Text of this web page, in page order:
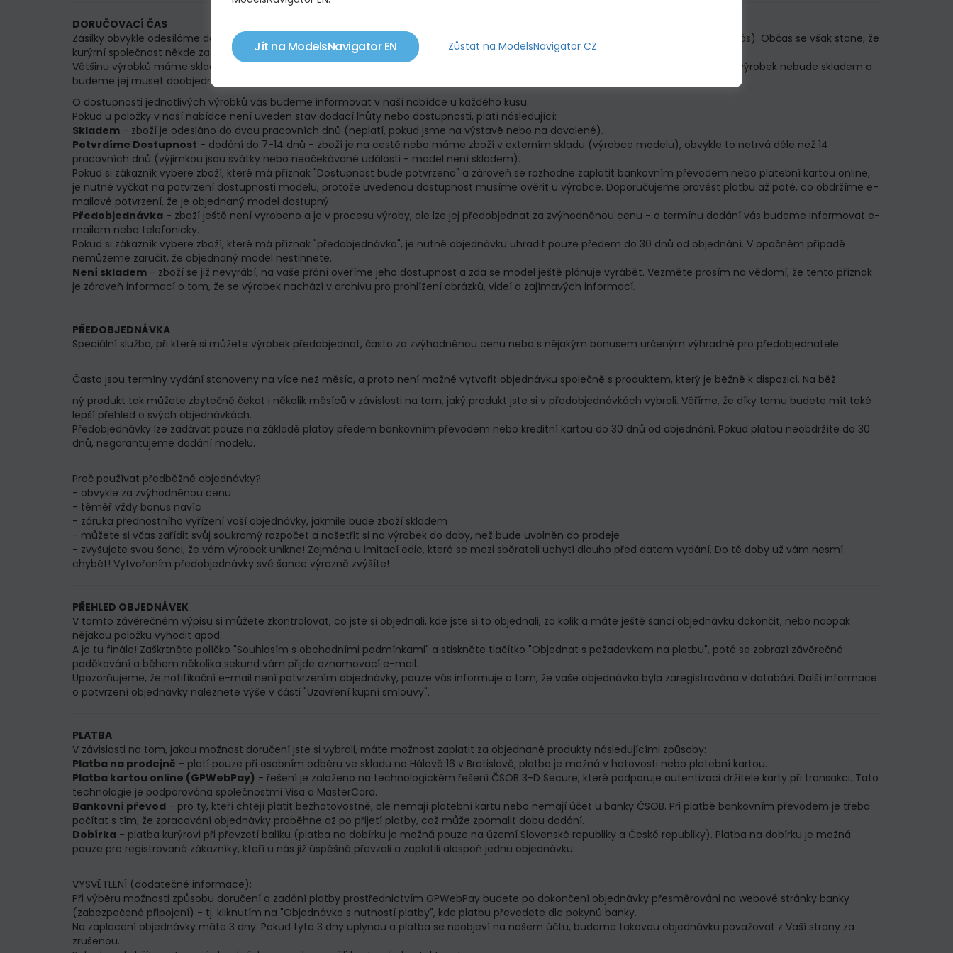
DORUČOVACÍ ČAS
Zásilky obvykle odesíláme do 24 pracovních hodin po potvrzení objednávky (viz také níže v odstavci Co se děje s vaší objednávkou u nás). Občas se však stane, že
kurýrní společnost někde zaspí, a tak raději uvádíme 2 dny.
Většinu výrobků máme skladem v množství alespoň 1 kus. Pokud si během dne objednáte více kusů, může se stát, že vámi objednaný výrobek nebude skladem a
budeme jej muset doobjednat. V takovém případě vás budeme neprodleně informovat o dostupnosti.
O dostupnosti jednotlivých výrobků vás budeme informovat v naší nabídce u každého kusu.
Pokud u položky v naší nabídce není uveden stav dodací lhůty nebo dostupnosti, platí následující:
Skladem - zboží je odesláno do dvou pracovních dnů (neplatí, pokud jsme na výstavě nebo na dovolené).
Potvrdíme Dostupnost - dodání do 7-14 dnů - zboží je na cestě nebo máme zboží v externím skladu (výrobce modelu), obvykle to netrvá déle než 14
pracovních dnů (výjimkou jsou svátky nebo neočekávané události - model není skladem).
Pokud si zákazník vybere zboží, které má příznak "Dostupnost bude potvrzena" a zároveň se rozhodne zaplatit bankovním převodem nebo platební kartou online,
je nutné vyčkat na potvrzení dostupnosti modelu, protože uvedenou dostupnost musíme ověřit u výrobce. Doporučujeme provést platbu až poté, co obdržíme e-
mailové potvrzení, že je objednaný model dostupný.
Předobjednávka - zboží ještě není vyrobeno a je v procesu výroby, ale lze jej předobjednat za zvýhodněnou cenu - o termínu dodání vás budeme informovat e-
mailem nebo telefonicky.
Pokud si zákazník vybere zboží, které má příznak "předobjednávka", je nutné objednávku uhradit pouze předem do 30 dnů od objednání. V opačném případě
nemůžeme zaručit, že objednaný model nestihnete.
Není skladem - zboží se již nevyrábí, na vaše přání ověříme jeho dostupnost a zda se model ještě plánuje vyrábět. Vezměte prosím na vědomí, že tento příznak
je zároveň informací o tom, že se výrobek nachází v archivu pro prohlížení obrázků, videí a zajímavých informací.
PŘEDOBJEDNÁVKA
Speciální služba, při které si můžete výrobek předobjednat, často za zvýhodněnou cenu nebo s nějakým bonusem určeným výhradně pro předobjednatele.
Často jsou termíny vydání stanoveny na více než měsíc, a proto není možné vytvořit objednávku společně s produktem, který je běžně k dispozici. Na běž
ný produkt tak můžete zbytečně čekat i několik měsíců v závislosti na tom, jaký produkt jste si v předobjednávkách vybrali. Věříme, že díky tomu budete mít také
lepší přehled o svých objednávkách.
Předobjednávky lze zadávat pouze na základě platby předem bankovním převodem nebo kreditní kartou do 30 dnů od objednání. Pokud platbu neobdržíte do 30
dnů, negarantujeme dodání modelu.
Proč používat předběžné objednávky?
- obvykle za zvýhodněnou cenu
- téměř vždy bonus navíc
- záruka přednostního vyřízení vaší objednávky, jakmile bude zboží skladem
- můžete si včas zařídit svůj soukromý rozpočet a našetřit si na výrobek do doby, než bude uvolněn do prodeje
- zvyšujete svou šanci, že vám výrobek unikne! Zejména u imitací edic, které se mezi sběrateli uchytí dlouho před datem vydání. Do té doby už vám nesmí
chybět! Vytvořením předobjednávky své šance výrazně zvýšíte!
PŘEHLED OBJEDNÁVEK
V tomto závěrečném výpisu si můžete zkontrolovat, co jste si objednali, kde jste si to objednali, za kolik a máte ještě šanci objednávku dokončit, nebo naopak
nějakou položku vyhodit apod.
A je tu finále! Zaškrtněte políčko "Souhlasím s obchodními podmínkami" a stiskněte tlačítko "Objednat s požadavkem na platbu", poté se zobrazí závěrečné
poděkování a během několika sekund vám přijde oznamovací e-mail.
Upozorňujeme, že notifikační e-mail není potvrzením objednávky, pouze vás informuje o tom, že vaše objednávka byla zaregistrována v databázi. Další informace
o potvrzení objednávky naleznete výše v části "Uzavření kupní smlouvy".
PLATBA
V závislosti na tom, jakou možnost doručení jste si vybrali, máte možnost zaplatit za objednané produkty následujícími způsoby:
Platba na prodejně - platí pouze při osobním odběru ve skladu na Hálově 16 v Bratislavě, platba je možná v hotovosti nebo platební kartou.
Platba kartou online (GPWebPay) - řešení je založeno na technologickém řešení ČSOB 3-D Secure, které podporuje autentizaci držitele karty při transakci. Tato
technologie je podporována společnostmi Visa a MasterCard.
Bankovní převod - pro ty, kteří chtějí platit bezhotovostně, ale nemají platební kartu nebo nemají účet u banky ČSOB. Při platbě bankovním převodem je třeba
počítat s tím, že zpracování objednávky proběhne až po přijetí platby, což může zpomalit dobu dodání.
Dobírka - platba kurýrovi při převzetí balíku (platba na dobírku je možná pouze na území Slovenské republiky a České republiky). Platba na dobírku je možná
pouze pro registrované zákazníky, kteří u nás již úspěšně převzali a zaplatili alespoň jednu objednávku.
VYSVĚTLENÍ (dodatečné informace):
Při výběru možnosti způsobu doručení a zadání platby prostřednictvím GPWebPay budete po dokončení objednávky přesměrováni na webové stránky banky
(zabezpečené připojení) - tj. kliknutím na "Objednávka s nutností platby", kde platbu převedete dle pokynů banky.
Na zaplacení objednávky máte 3 dny. Pokud tyto 3 dny uplynou a platba se neobjeví na našem účtu, budeme takovou objednávku považovat z Vaší strany za
zrušenou.
Jít na ModelsNavigator EN Zůstat na ModelsNavigator CZ